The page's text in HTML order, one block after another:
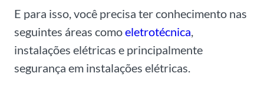
E para isso, você precisa ter conhecimento nas
seguintes áreas comoeletrotécnica,
instalações elétricas e principalmente
segurança em instalações elétricas.